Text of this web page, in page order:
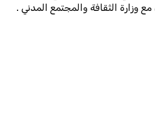
وزارة الثقافة والمجتمع المدني .